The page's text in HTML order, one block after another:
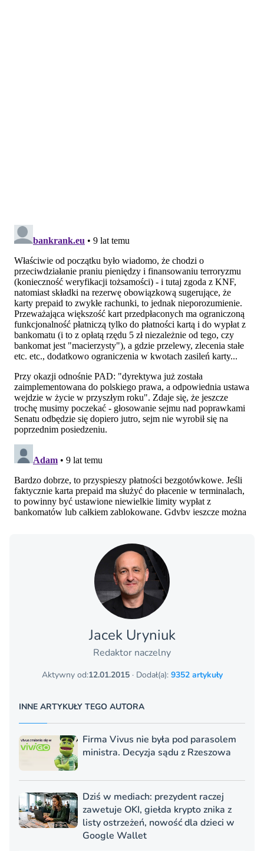
Jacek Uryniuk
Redaktor naczelny
Aktywny od:12.01.2015· Dodał(a): 9352 artykuły
INNE ARTYKUŁY TEGO AUTORA
Firma Vivus nie była pod parasolem
ministra. Decyzja sądu z Rzeszowa
Dziś w mediach: prezydent raczej
zawetuje OKI, giełda krypto znika z
listy ostrzeżeń, nowość dla dzieci w
Google Wallet